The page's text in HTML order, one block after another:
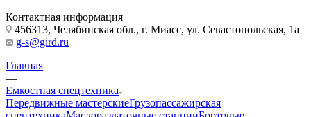
Контактная информация
456313, Челябинская обл., г. Миасс, ул. Севастопольская, 1а
g-s@gird.ru
Главная
—
Емкостная спецтехника
Передвижные мастерскиеГрузопассажирская